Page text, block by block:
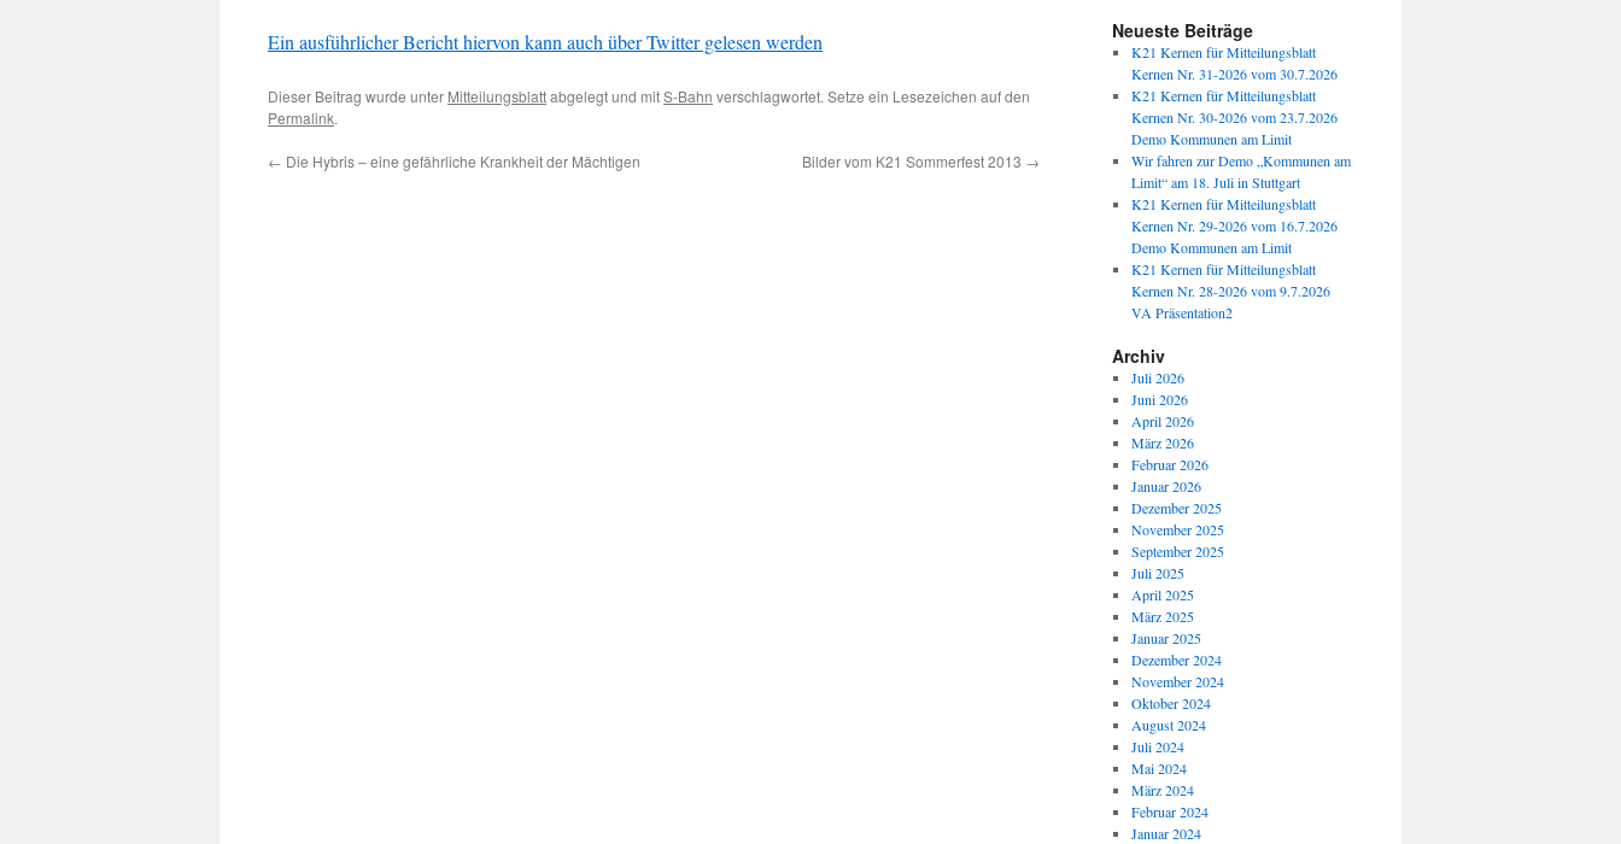
Ein ausführlicher Bericht hiervon kann auch über Twitter gelesen werden
Dieser Beitrag wurde unter Mitteilungsblattabgelegt und mitS-Bahn verschlagwortet. Setze ein Lesezeichen auf den
Permalink.
← Die Hybris – eine gefährliche Krankheit der Mächtigen Bilder vom K21 Sommerfest 2013 →
Neueste Beiträge
K21 Kernen für Mitteilungsblatt
Kernen Nr. 31-2026 vom 30.7.2026
K21 Kernen für Mitteilungsblatt
Kernen Nr. 30-2026 vom 23.7.2026
Demo Kommunen am Limit
Wir fahren zur Demo „Kommunen am
Limit“ am 18. Juli in Stuttgart
K21 Kernen für Mitteilungsblatt
Kernen Nr. 29-2026 vom 16.7.2026
Demo Kommunen am Limit
K21 Kernen für Mitteilungsblatt
Kernen Nr. 28-2026 vom 9.7.2026
VA Präsentation2
Archiv
Juli 2026
Juni 2026
April 2026
März 2026
Februar 2026
Januar 2026
Dezember 2025
November 2025
September 2025
Juli 2025
April 2025
März 2025
Januar 2025
Dezember 2024
November 2024
Oktober 2024
August 2024
Juli 2024
Mai 2024
März 2024
Februar 2024
Januar 2024